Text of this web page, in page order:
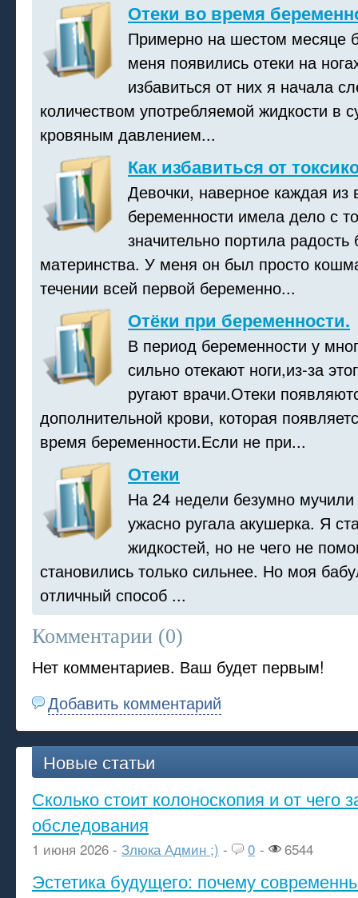
Отеки во время
Примерно на шестом месяце
меня появились отеки на
избавиться от них я начала
количеством употребляемой жидкости в
кровяным давлением...
Как избавиться от
Девочки, наверное каждая из
беременности имела дело с
значительно портила радость
материнства. У меня он был просто
течении всей первой беременно...
Отёки при беременности.
В период беременности у
сильно отекают ноги,из-за
ругают врачи.Отеки
дополнительной крови, которая
время беременности.Если не при...
Отеки
На 24 недели безумно мучили
ужасно ругала акушерка. Я
жидкостей, но не чего не
становились только сильнее. Но моя
отличный способ ...
Комментарии (0)
Нет комментариев. Ваш будет первым!
Добавить комментарий
Новые статьи
Сколько стоит колоноскопия и от чего
обследования
1 июня 2026 - Злюка Админ ;) - 0 - 6544
Эстетика будущего: почему